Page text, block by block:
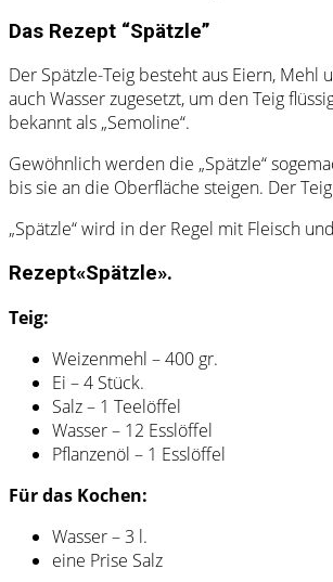
Das Rezept “Spätzle”
Der Spätzle-Teig besteht aus Eiern, Mehl
auch Wasser zugesetzt, um den Teig
bekannt als „Semoline“.
Gewöhnlich werden die „Spätzle“
bis sie an die Oberfläche steigen. Der
„Spätzle“ wird in der Regel mit Fleisch
Rezept«Spätzle».
Teig:
Weizenmehl – 400 gr.
Ei – 4 Stück.
Salz – 1 Teelöffel
Wasser – 12 Esslöffel
Pflanzenöl – 1 Esslöffel
Für das Kochen:
Wasser – 3 l.
eine Prise Salz